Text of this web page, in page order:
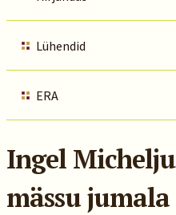
Lühendid
ERA
Ingel
mässu